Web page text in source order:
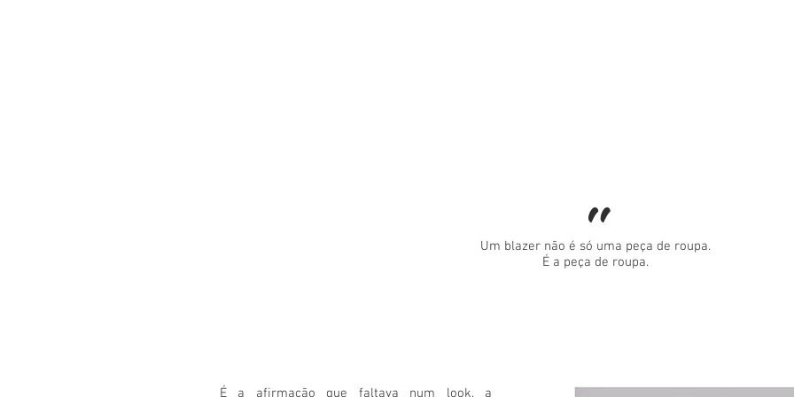
Um blazer não é só uma peça de roupa.
É a peça de roupa.
"
É a afirmação que faltava num look, a